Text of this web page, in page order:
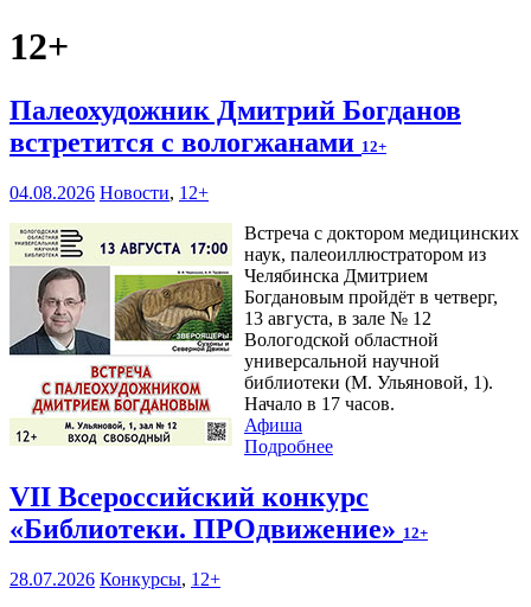
12+
Палеохудожник Дмитрий Богданов
встретится с вологжанами 12+
04.08.2026 Новости, 12+
Встреча с доктором медицинских
наук, палеоиллюстратором из
Челябинска Дмитрием
Богдановым пройдёт в четверг,
13 августа, в зале № 12
Вологодской областной
универсальной научной
библиотеки (М. Ульяновой, 1).
Начало в 17 часов.
Афиша
Подробнее
VII Всероссийский конкурс
«Библиотеки. ПРОдвижение» 12+
28.07.2026 Конкурсы, 12+